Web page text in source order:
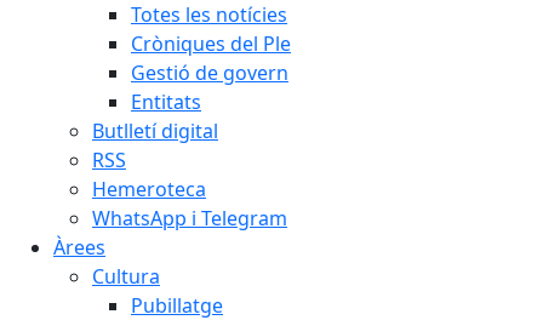
Totes les notícies
Cròniques del Ple
Gestió de govern
Entitats
Butlletí digital
RSS
Hemeroteca
WhatsApp i Telegram
Àrees
Cultura
Pubillatge